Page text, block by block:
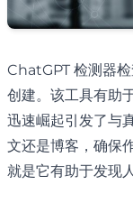
ChatGPT 检测器
创建。该工具有助
迅速崛起引发了与
文还是博客，确保
就是它有助于发现